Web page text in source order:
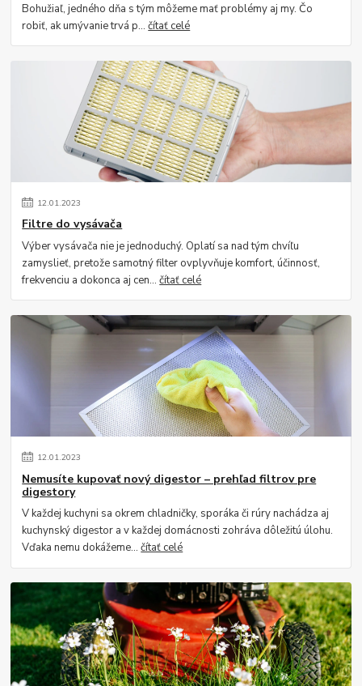
Bohužiaľ, jedného dňa s tým môžeme mať problémy aj my. Čo
robiť, ak umývanie trvá p...čítať celé
12.01.2023
Filtre do vysávača
Výber vysávača nie je jednoduchý. Oplatí sa nad tým chvíľu
zamyslieť, pretože samotný filter ovplyvňuje komfort, účinnosť,
frekvenciu a dokonca aj cen...čítať celé
12.01.2023
Nemusíte kupovať nový digestor – prehľad filtrov pre
digestory
V každej kuchyni sa okrem chladničky, sporáka či rúry nachádza aj
kuchynský digestor a v každej domácnosti zohráva dôležitú úlohu.
Vďaka nemu dokážeme...čítať celé